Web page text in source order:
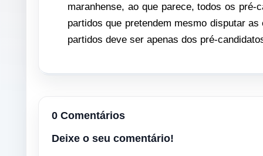
maranhense, ao que parece, todos os
partidos que pretendem mesmo disputar
partidos deve ser apenas dos pré-
0 Comentários
Deixe o seu comentário!